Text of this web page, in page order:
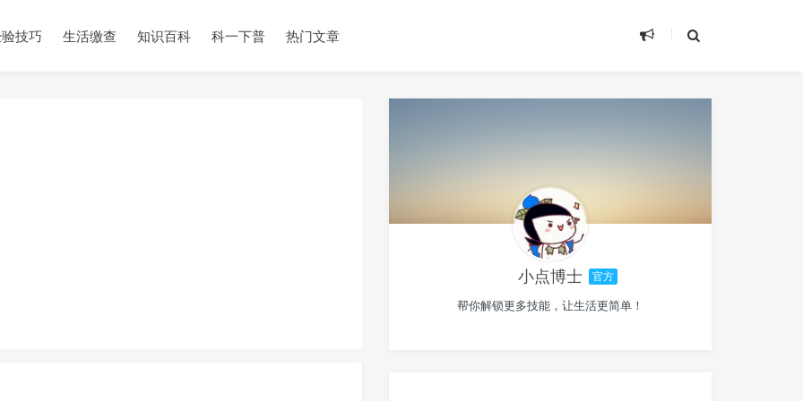
技巧 生活缴查 知识百科 科一下普 热门文章
小点博士 官方
帮你解锁更多技能，让生活更简单！